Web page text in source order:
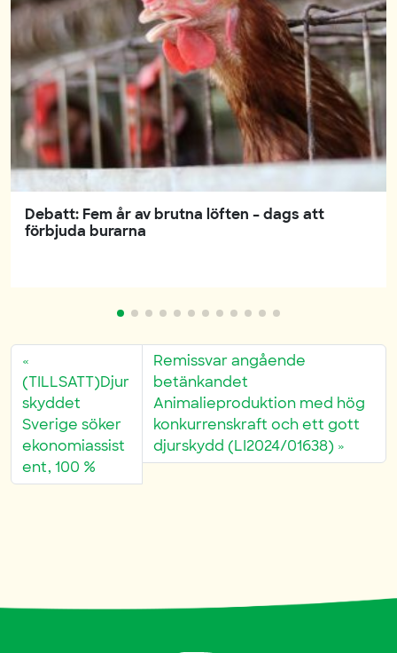
Debatt: Fem år av brutna löften – dags att
förbjuda burarna
(TILLSATT)Djur
skyddet
Sverige söker
ekonomiassist
ent, 100 %
Remissvar angående
betänkandet
Animalieproduktion med hög
konkurrenskraft och ett gott
djurskydd (LI2024/01638)